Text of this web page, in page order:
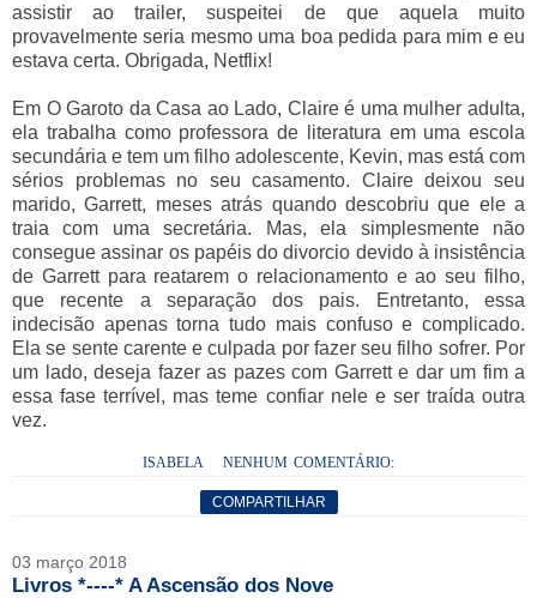
assistir ao trailer, suspeitei de que aquela muito
provavelmente seria mesmo uma boa pedida para mim e eu
estava certa. Obrigada, Netflix!
Em O Garoto da Casa ao Lado, Claire é uma mulher adulta,
ela trabalha como professora de literatura em uma escola
secundária e tem um filho adolescente, Kevin, mas está com
sérios problemas no seu casamento. Claire deixou seu
marido, Garrett, meses atrás quando descobriu que ele a
traia com uma secretária. Mas, ela simplesmente não
consegue assinar os papéis do divorcio devido à insistência
de Garrett para reatarem o relacionamento e ao seu filho,
que recente a separação dos pais. Entretanto, essa
indecisão apenas torna tudo mais confuso e complicado.
Ela se sente carente e culpada por fazer seu filho sofrer. Por
um lado, deseja fazer as pazes com Garrett e dar um fim a
essa fase terrível, mas teme confiar nele e ser traída outra
vez.
ISABELA NENHUM COMENTÁRIO:
COMPARTILHAR
03 março 2018
Livros *----* A Ascensão dos Nove